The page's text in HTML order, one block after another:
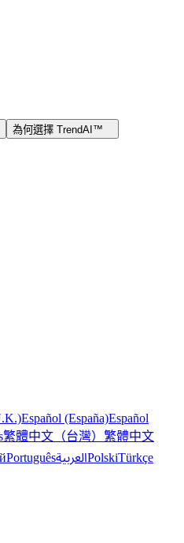
為何選擇 TrendAI™
Español (España)Español
繁體中文（台灣） 繁體中文
PortuguêsالعربيةPolskiTürkçe